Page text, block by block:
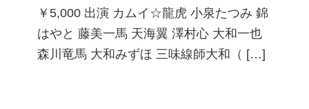
￥5,000 出演 カムイ☆龍虎 小泉たつみ 錦
はやと 藤美一馬 天海翼 澤村心 大和一也
森川竜馬 大和みずほ 三味線師大和（ […]